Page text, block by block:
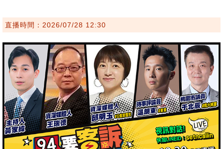
直播時間：2026/07/28 12:30